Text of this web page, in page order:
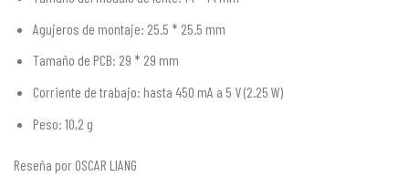
Agujeros de montaje: 25.5 * 25.5 mm
Tamaño de PCB: 29 * 29 mm
Corriente de trabajo: hasta 450 mA a 5 V (2.25 W)
Peso: 10,2 g
Reseña por OSCAR LIANG